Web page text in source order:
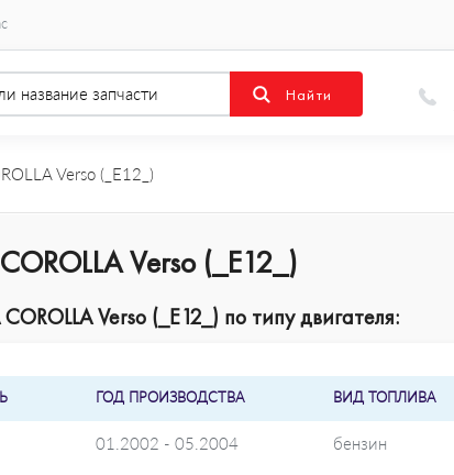
Verso (_E12_)
Verso (_E12_)
Verso (_E12_) по типу двигателя:
ГОД ПРОИЗВОДСТВА ВИД ТОПЛИВА
01.2002 - 05.2004 бензин